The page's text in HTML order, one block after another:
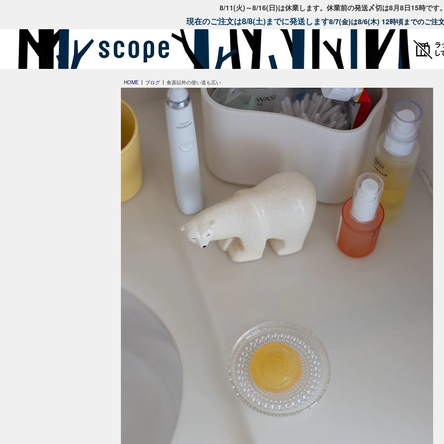
8/11(火)～8/16(日)は休業します。休業前の発送〆切は8月8日15時です
現在のご注文は8/8(土)までに発送します8/7(金)は8/6(木) 12時頃までのご注
HOME ブログ 食器以外の使い道も広い